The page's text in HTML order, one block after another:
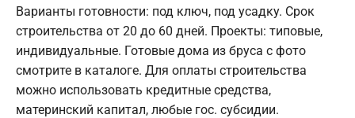
Варианты готовности: под ключ, под усадку. Срок
строительства от 20 до 60 дней. Проекты: типовые,
индивидуальные. Готовые дома из бруса с фото
смотрите в каталоге. Для оплаты строительства
можно использовать кредитные средства,
материнский капитал, любые гос. субсидии.